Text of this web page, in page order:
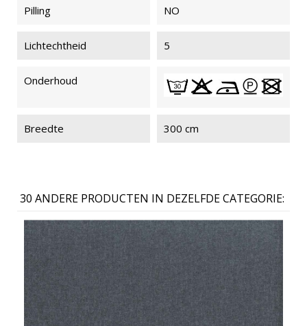
Pilling NO
Lichtechtheid 5
Onderhoud
Breedte 300 cm
30 ANDERE PRODUCTEN IN DEZELFDE CATEGORIE: